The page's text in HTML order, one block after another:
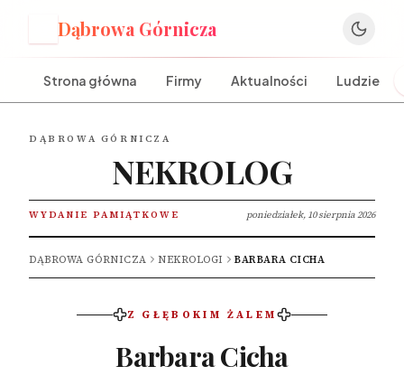
Dąbrowa Górnicza
Strona główna Firmy Aktualności Ludzie
DĄBROWA GÓRNICZA
NEKROLOG
WYDANIE PAMIĄTKOWE poniedziałek, 10 sierpnia 2026
DĄBROWA GÓRNICZA NEKROLOGI BARBARA CICHA
Z GŁĘBOKIM ŻALEM
Barbara Cicha